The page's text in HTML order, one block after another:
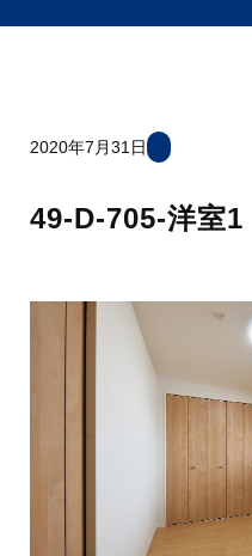
2020年7月31日
49-D-705-洋室1